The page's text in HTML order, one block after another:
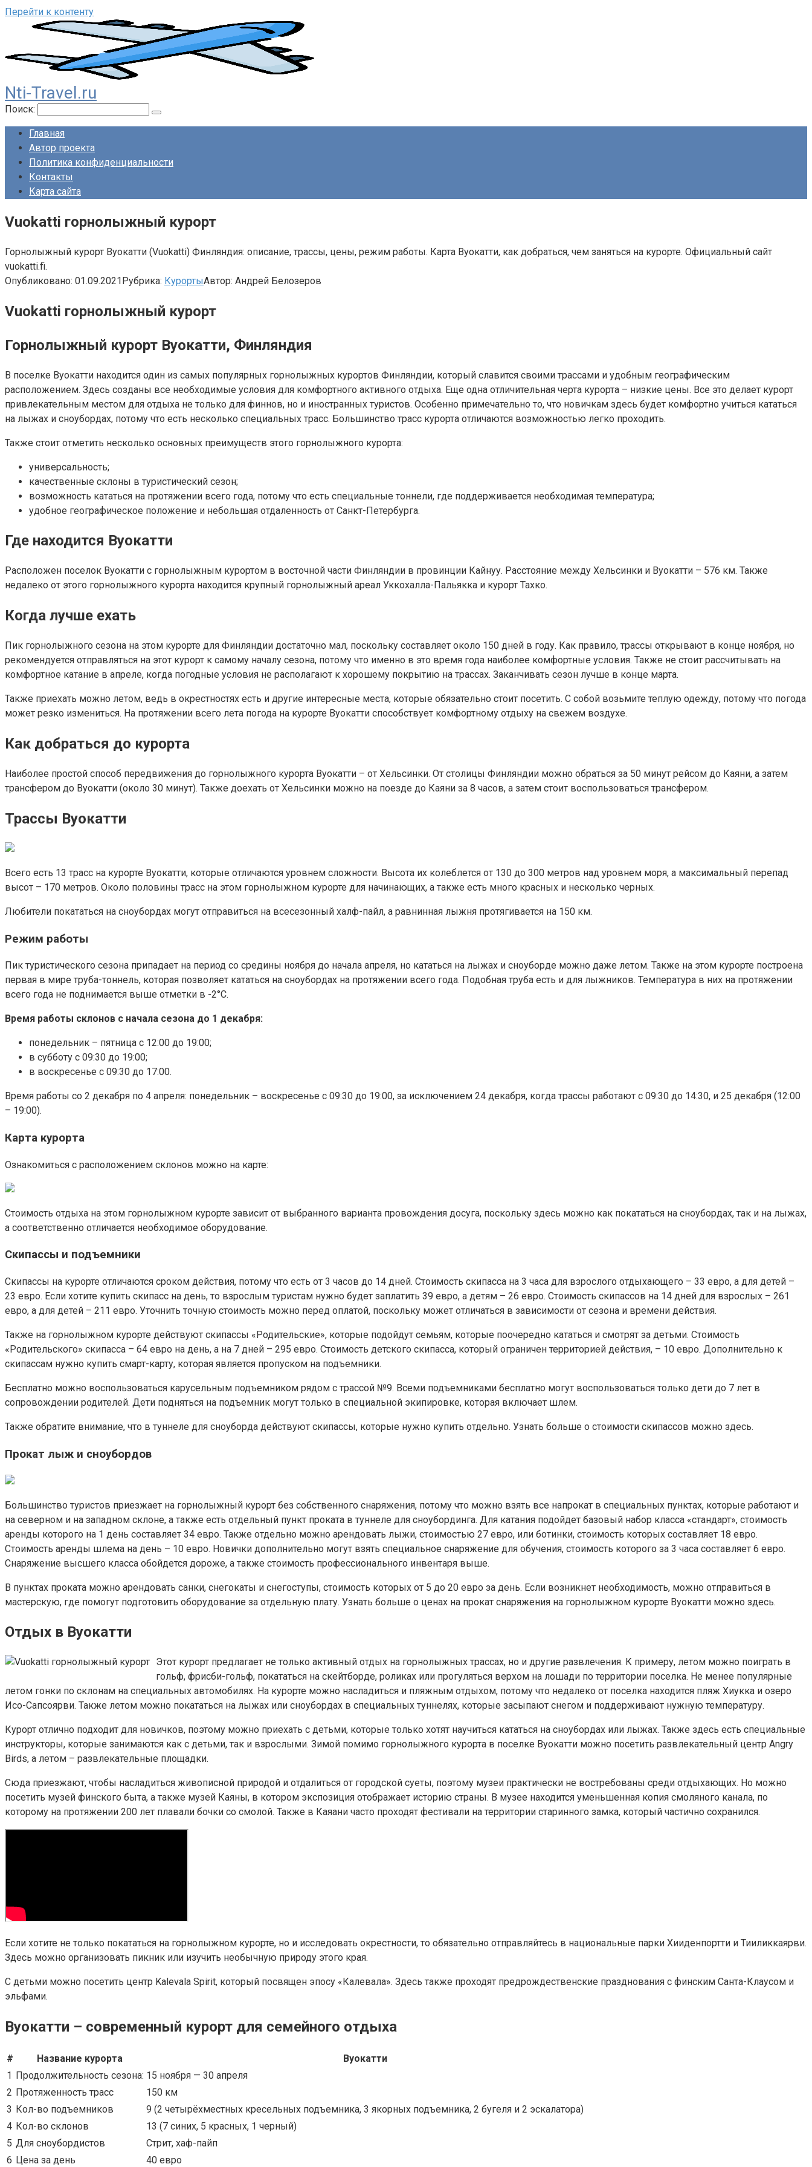
Перейти к контенту
Nti-Travel.ru
Поиск:
Главная
Автор проекта
Политика конфиденциальности
Контакты
Карта сайта
Vuokatti горнолыжный курорт
Горнолыжный курорт Вуокатти (Vuokatti) Финляндия: описание, трассы, цены, режим работы. Карта Вуокатти, как добраться, чем заняться на курорте. Официальный сайт
vuokatti.fi.
Опубликовано: 01.09.2021Рубрика: КурортыАвтор: Андрей Белозеров
Vuokatti горнолыжный курорт
Горнолыжный курорт Вуокатти, Финляндия
В поселке Вуокатти находится один из самых популярных горнолыжных курортов Финляндии, который славится своими трассами и удобным географическим
расположением. Здесь созданы все необходимые условия для комфортного активного отдыха. Еще одна отличительная черта курорта – низкие цены. Все это делает курорт
привлекательным местом для отдыха не только для финнов, но и иностранных туристов. Особенно примечательно то, что новичкам здесь будет комфортно учиться кататься
на лыжах и сноубордах, потому что есть несколько специальных трасс. Большинство трасс курорта отличаются возможностью легко проходить.
Также стоит отметить несколько основных преимуществ этого горнолыжного курорта:
универсальность;
качественные склоны в туристический сезон;
возможность кататься на протяжении всего года, потому что есть специальные тоннели, где поддерживается необходимая температура;
удобное географическое положение и небольшая отдаленность от Санкт-Петербурга.
Где находится Вуокатти
Расположен поселок Вуокатти с горнолыжным курортом в восточной части Финляндии в провинции Кайнуу. Расстояние между Хельсинки и Вуокатти – 576 км. Также
недалеко от этого горнолыжного курорта находится крупный горнолыжный ареал Уккохалла-Пальякка и курорт Тахко.
Когда лучше ехать
Пик горнолыжного сезона на этом курорте для Финляндии достаточно мал, поскольку составляет около 150 дней в году. Как правило, трассы открывают в конце ноября, но
рекомендуется отправляться на этот курорт к самому началу сезона, потому что именно в это время года наиболее комфортные условия. Также не стоит рассчитывать на
комфортное катание в апреле, когда погодные условия не располагают к хорошему покрытию на трассах. Заканчивать сезон лучше в конце марта.
Также приехать можно летом, ведь в окрестностях есть и другие интересные места, которые обязательно стоит посетить. С собой возьмите теплую одежду, потому что погода
может резко измениться. На протяжении всего лета погода на курорте Вуокатти способствует комфортному отдыху на свежем воздухе.
Как добраться до курорта
Наиболее простой способ передвижения до горнолыжного курорта Вуокатти – от Хельсинки. От столицы Финляндии можно обраться за 50 минут рейсом до Каяни, а затем
трансфером до Вуокатти (около 30 минут). Также доехать от Хельсинки можно на поезде до Каяни за 8 часов, а затем стоит воспользоваться трансфером.
Трассы Вуокатти
Всего есть 13 трасс на курорте Вуокатти, которые отличаются уровнем сложности. Высота их колеблется от 130 до 300 метров над уровнем моря, а максимальный перепад
высот – 170 метров. Около половины трасс на этом горнолыжном курорте для начинающих, а также есть много красных и несколько черных.
Любители покататься на сноубордах могут отправиться на всесезонный халф-пайл, а равнинная лыжня протягивается на 150 км.
Режим работы
Пик туристического сезона припадает на период со средины ноября до начала апреля, но кататься на лыжах и сноуборде можно даже летом. Также на этом курорте построена
первая в мире труба-тоннель, которая позволяет кататься на сноубордах на протяжении всего года. Подобная труба есть и для лыжников. Температура в них на протяжении
всего года не поднимается выше отметки в -2°C.
Время работы склонов с начала сезона до 1 декабря:
понедельник – пятница с 12:00 до 19:00;
в субботу с 09:30 до 19:00;
в воскресенье с 09:30 до 17:00.
Время работы со 2 декабря по 4 апреля: понедельник – воскресенье с 09:30 до 19:00, за исключением 24 декабря, когда трассы работают с 09:30 до 14:30, и 25 декабря (12:00
– 19:00).
Карта курорта
Ознакомиться с расположением склонов можно на карте:
Стоимость отдыха на этом горнолыжном курорте зависит от выбранного варианта провождения досуга, поскольку здесь можно как покататься на сноубордах, так и на лыжах,
а соответственно отличается необходимое оборудование.
Скипассы и подъемники
Скипассы на курорте отличаются сроком действия, потому что есть от 3 часов до 14 дней. Стоимость скипасса на 3 часа для взрослого отдыхающего – 33 евро, а для детей –
23 евро. Если хотите купить скипасс на день, то взрослым туристам нужно будет заплатить 39 евро, а детям – 26 евро. Стоимость скипассов на 14 дней для взрослых – 261
евро, а для детей – 211 евро. Уточнить точную стоимость можно перед оплатой, поскольку может отличаться в зависимости от сезона и времени действия.
Также на горнолыжном курорте действуют скипассы «Родительские», которые подойдут семьям, которые поочередно кататься и смотрят за детьми. Стоимость
«Родительского» скипасса – 64 евро на день, а на 7 дней – 295 евро. Стоимость детского скипасса, который ограничен территорией действия, – 10 евро. Дополнительно к
скипассам нужно купить смарт-карту, которая является пропуском на подъемники.
Бесплатно можно воспользоваться карусельным подъемником рядом с трассой №9. Всеми подъемниками бесплатно могут воспользоваться только дети до 7 лет в
сопровождении родителей. Дети подняться на подъемник могут только в специальной экипировке, которая включает шлем.
Также обратите внимание, что в туннеле для сноуборда действуют скипассы, которые нужно купить отдельно. Узнать больше о стоимости скипассов можно здесь.
Прокат лыж и сноубордов
Большинство туристов приезжает на горнолыжный курорт без собственного снаряжения, потому что можно взять все напрокат в специальных пунктах, которые работают и
на северном и на западном склоне, а также есть отдельный пункт проката в туннеле для сноубординга. Для катания подойдет базовый набор класса «стандарт», стоимость
аренды которого на 1 день составляет 34 евро. Также отдельно можно арендовать лыжи, стоимостью 27 евро, или ботинки, стоимость которых составляет 18 евро.
Стоимость аренды шлема на день – 10 евро. Новички дополнительно могут взять специальное снаряжение для обучения, стоимость которого за 3 часа составляет 6 евро.
Снаряжение высшего класса обойдется дороже, а также стоимость профессионального инвентаря выше.
В пунктах проката можно арендовать санки, снегокаты и снегоступы, стоимость которых от 5 до 20 евро за день. Если возникнет необходимость, можно отправиться в
мастерскую, где помогут подготовить оборудование за отдельную плату. Узнать больше о ценах на прокат снаряжения на горнолыжном курорте Вуокатти можно здесь.
Отдых в Вуокатти
Этот курорт предлагает не только активный отдых на горнолыжных трассах, но и другие развлечения. К примеру, летом можно поиграть в
гольф, фрисби-гольф, покататься на скейтборде, роликах или прогуляться верхом на лошади по территории поселка. Не менее популярные
летом гонки по склонам на специальных автомобилях. На курорте можно насладиться и пляжным отдыхом, потому что недалеко от поселка находится пляж Хиукка и озеро
Исо-Сапсоярви. Также летом можно покататься на лыжах или сноубордах в специальных туннелях, которые засыпают снегом и поддерживают нужную температуру.
Курорт отлично подходит для новичков, поэтому можно приехать с детьми, которые только хотят научиться кататься на сноубордах или лыжах. Также здесь есть специальные
инструкторы, которые занимаются как с детьми, так и взрослыми. Зимой помимо горнолыжного курорта в поселке Вуокатти можно посетить развлекательный центр Angry
Birds, а летом – развлекательные площадки.
Сюда приезжают, чтобы насладиться живописной природой и отдалиться от городской суеты, поэтому музеи практически не востребованы среди отдыхающих. Но можно
посетить музей финского быта, а также музей Каяны, в котором экспозиция отображает историю страны. В музее находится уменьшенная копия смоляного канала, по
которому на протяжении 200 лет плавали бочки со смолой. Также в Каяани часто проходят фестивали на территории старинного замка, который частично сохранился.
Если хотите не только покататься на горнолыжном курорте, но и исследовать окрестности, то обязательно отправляйтесь в национальные парки Хииденпортти и Тииликкаярви.
Здесь можно организовать пикник или изучить необычную природу этого края.
С детьми можно посетить центр Kalevala Spirit, который посвящен эпосу «Калевала». Здесь также проходят предрождественские празднования с финским Санта-Клаусом и
эльфами.
Вуокатти – современный курорт для семейного отдыха
# Название курорта
Вуокатти
1
Продолжительность сезона: 15 ноября — 30 апреля
2 Протяженность трасс
150 км
3 Кол-во подъемников
9 (2 четырёхместных кресельных подъемника, 3 якорных подъемника, 2 бугеля и 2 эскалатора)
4 Кол-во склонов
13 (7 синих, 5 красных, 1 черный)
5 Для сноубордистов
Стрит, хаф-пайп
6 Цена за день 40 евро